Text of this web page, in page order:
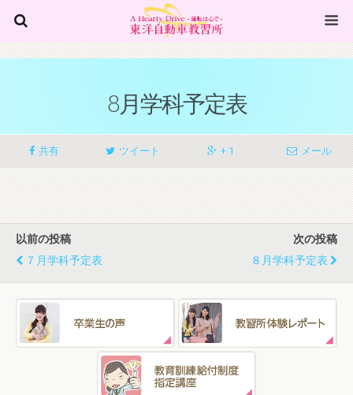
8月学科予定表
共有 ツイート + 1 メール
以前の投稿
７月学科予定表
次の投稿
８月学科予定表